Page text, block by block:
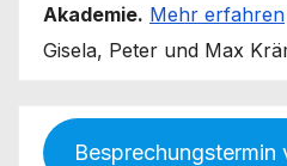
Akademie. Mehr erfahren
Gisela, Peter und Max
Besprechungstermin